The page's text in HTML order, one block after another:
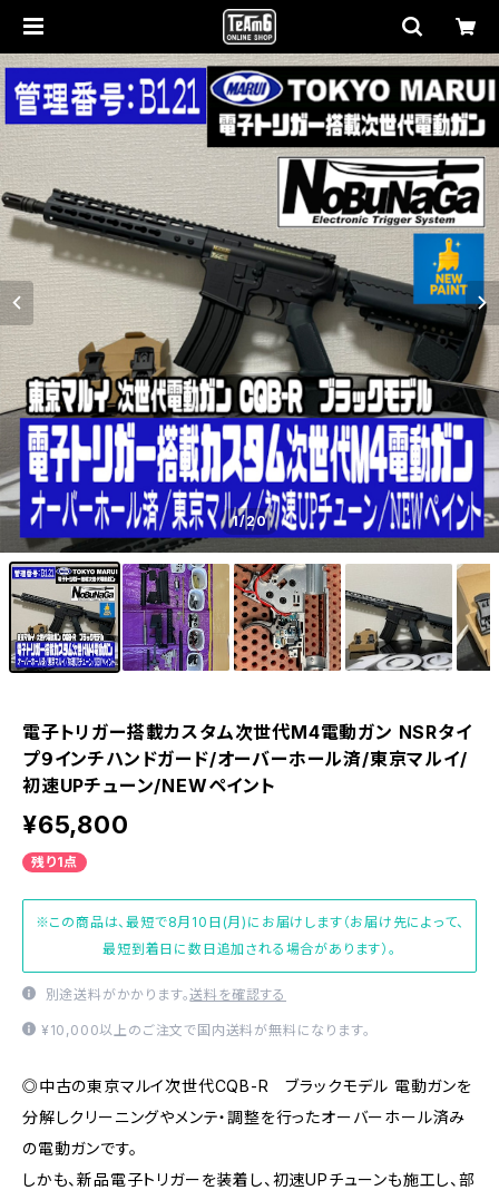
1/20
電子トリガー搭載カスタム次世代M4電動ガン NSRタイ
プ９インチハンドガード/オーバーホール済/東京マルイ/
初速UPチューン/NEWペイント
¥65,800
残り1点
※この商品は、最短で8月10日(月)にお届けします（お届け先によって、
最短到着日に数日追加される場合があります）。
別途送料がかかります。送料を確認する
¥10,000以上のご注文で国内送料が無料になります。
◎中古の東京マルイ次世代CQB-R ブラックモデル 電動ガンを
分解しクリーニングやメンテ・調整を行ったオーバーホール済み
の電動ガンです。
しかも、新品電子トリガーを装着し、初速UPチューンも施工し、部